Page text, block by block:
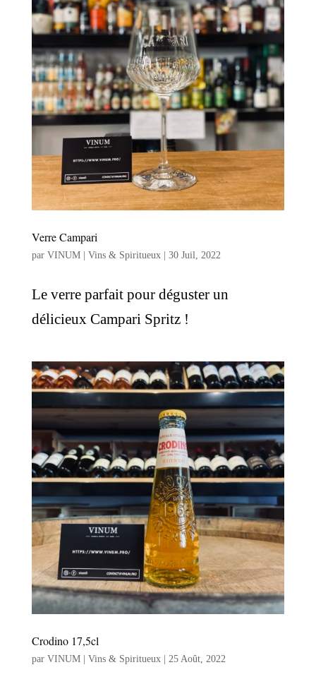
Verre Campari
par VINUM | Vins & Spiritueux| 30 Juil, 2022
Le verre parfait pour déguster un
délicieux Campari Spritz !
Crodino 17,5cl
par VINUM | Vins & Spiritueux| 25 Août, 2022